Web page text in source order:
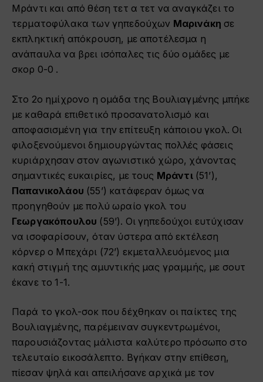
Μράντι και από θέση τετ α τετ να αναγκάζει το
τερματοφύλακα των γηπεδούχων Μαρινάκη σε
εκπληκτική απόκρουση, με αποτέλεσμα η
ανάπαυλα να βρει ισόπαλες τις δύο ομάδες με
σκορ 0-0 .
Στο 2ο ημίχρονο η ομάδα της Βουλιαγμένης μπήκε
με καθαρά επιθετικό προσανατολισμό και
αποφασισμένη για την επίτευξη κάποιου γκολ. Οι
φιλοξενούμενοι δημιουργώντας πολλές φάσεις
κυριάρχησαν στον αγωνιστικό χώρο, χάνοντας
σημαντικές ευκαιρίες, με τους Μράντι(51’),
Παπανικολάου (55’) κατάφεραν όμως να
προηγηθούν με πολύ ωραίο γκολ του
Γεωργακόπουλου (59’). Οι γηπεδούχοι ευτύχισαν
να ισοφαρίσουν, όταν ύστερα από εκτέλεση
κόρνερ ο Μπεχάρι (72’) εκμεταλλευόμενος μια
κακή στιγμή της αμυντικής μας γραμμής, με σουτ
έκανε το 1-1.
Παρά το γκολ-σοκ που δέχθηκαν οι παίκτες της
Βουλιαγμένης, παρέμειναν συγκεντρωμένοι,
παρουσιάζοντας μάλιστα καλύτερο πρόσωπο στο
τελευταίο εικοσάλεπτο. Βγήκαν στην επίθεση,
πίεσαν ψηλά και απειλήσανε αρχικά με τον